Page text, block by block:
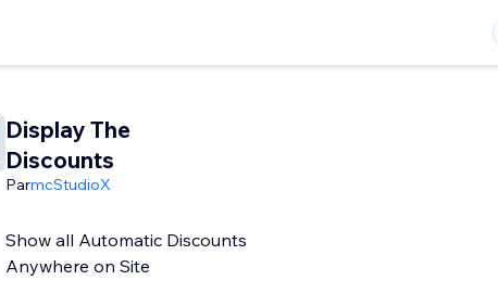
Display The
Discounts
ParmcStudioX
Show all Automatic Discounts
Anywhere on Site